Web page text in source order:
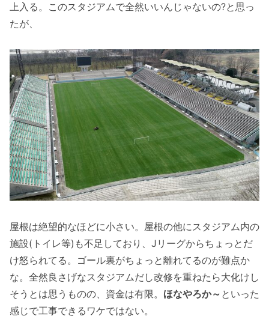
上入る。このスタジアムで全然いいんじゃないの?と思っ
たが、
屋根は絶望的なほどに小さい。屋根の他にスタジアム内の
施設(トイレ等)も不足しており、Jリーグからちょっとだ
け怒られてる。ゴール裏がちょっと離れてるのが難点か
な。全然良さげなスタジアムだし改修を重ねたら大化けし
そうとは思うものの、資金は有限。 ほなやろか～ といった
感じで工事できるワケではない。